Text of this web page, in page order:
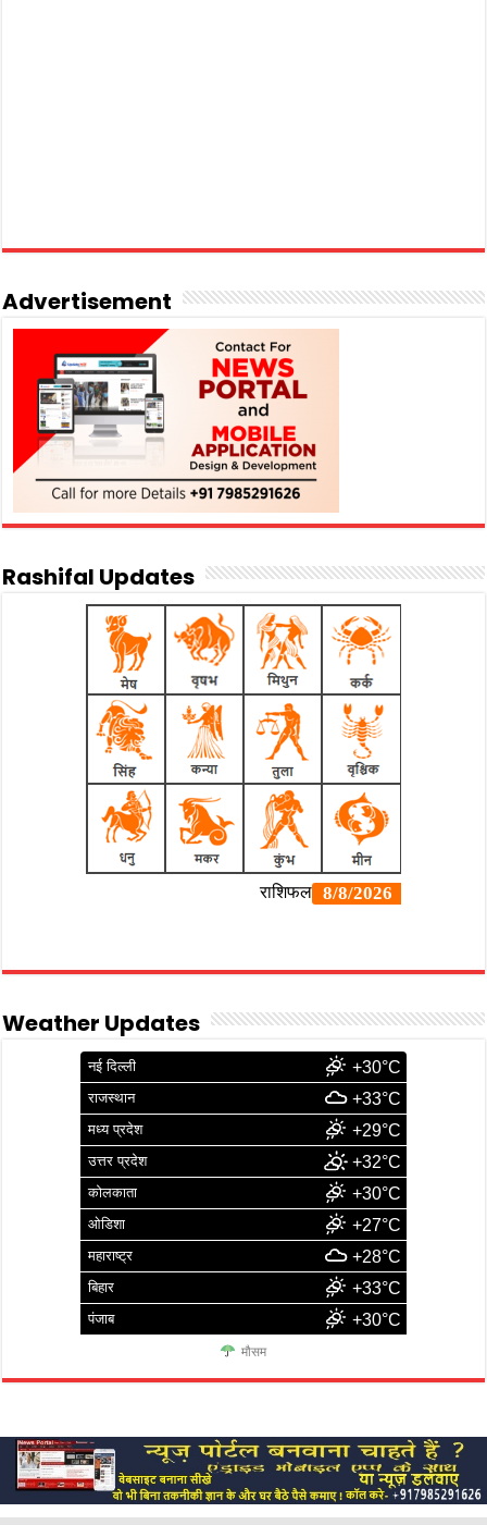
Advertisement
Rashifal Updates
Weather Updates
नई दिल्ली +30°C
राजस्थान +33°C
मध्य प्रदेश +29°C
उत्तर प्रदेश +32°C
कोलकाता +30°C
ओडिशा +27°C
महाराष्ट्र +28°C
बिहार +33°C
पंजाब +30°C
मौसम